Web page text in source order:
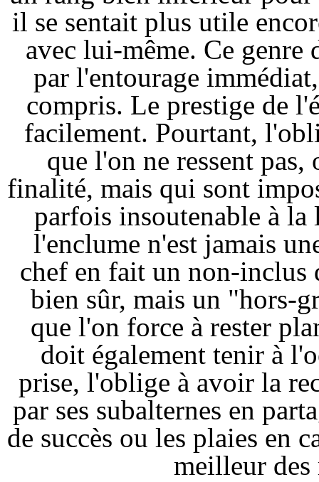
il se sentait plus utile
avec lui-même. Ce genre
par l'entourage
compris. Le prestige de
facilement. Pourtant,
que l'on ne ressent
finalité, mais qui sont
parfois insoutenable à la
l'enclume n'est jamais
chef en fait un non-inclus
bien sûr, mais un "hors-
que l'on force à rester
doit également tenir à
prise, l'oblige à avoir la
par ses subalternes en
de succès ou les plaies en
meilleur des